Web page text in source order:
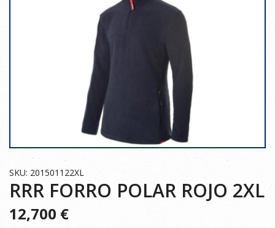
SKU: 201501122XL
RRR FORRO POLAR ROJO 2XL
12,700 €